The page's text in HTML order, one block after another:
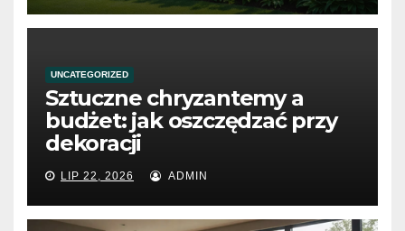
UNCATEGORIZED
Sztuczne chryzantemy a
budżet: jak oszczędzać przy
dekoracji
LIP 22, 2026 ADMIN